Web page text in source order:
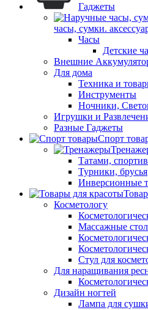
Гаджеты
часы, сумки.
Часы
Детские
Внешние
Для дома
Техника и
Инструменты
Ночники,
Игрушки и
Разные Гаджеты
Спорт
Татами,
Турники, брусья
Инверсионные
Косметологу
Массажные
Стул для
Для наращивания
Дизайн ногтей
Лампа для